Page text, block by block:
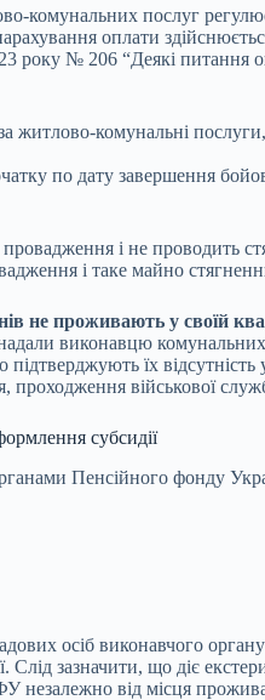
комунальних послуг
оплати
року № 206 “Деякі
житлово-комунальні послуги,
по дату завершення
і не проводить
і таке майно
не проживають у своїй
виконавцю
їх відсутність
проходження військової
субсидії
Пенсійного фонду
осіб виконавчого органу
зазначити, що діє
незалежно від місця